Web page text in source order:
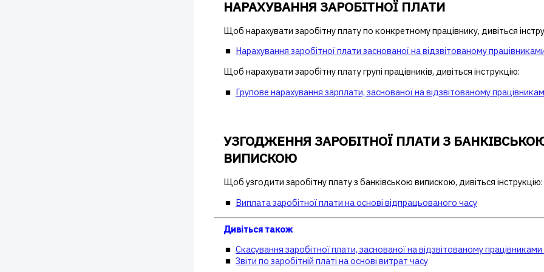
НАРАХУВАННЯ ЗАРОБІТНОЇ ПЛАТИ
Щоб нарахувати заробітну плату по конкретному працівнику, дивіться
Нарахування заробітної плати заснованої на відзвітованому
Щоб нарахувати заробітну плату групі працівників, дивіться інструкцію:
Групове нарахування зарплати, заснованої на відзвітованому
УЗГОДЖЕННЯ ЗАРОБІТНОЇ ПЛАТИ З
ВИПИСКОЮ
Щоб узгодити заробітну плату з банківською випискою, дивіться інструкцію:
Виплата заробітної плати на основі відпрацьованого часу
Дивіться також
Скасування заробітної плати, заснованої на відзвітованому працівниками
Звіти по заробітній платі на основі витрат часу